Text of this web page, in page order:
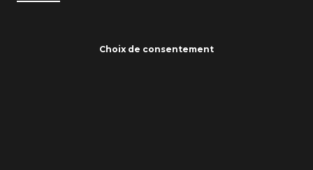
Choix de consentement